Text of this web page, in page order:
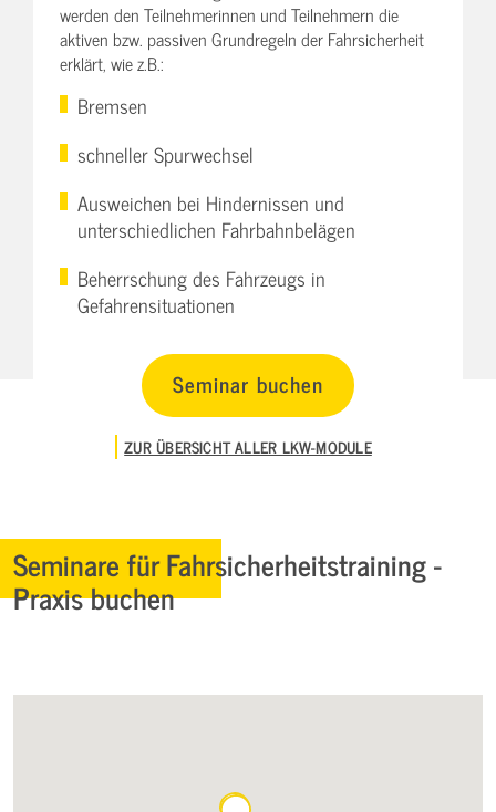
werden den Teilnehmerinnen und Teilnehmern die
aktiven bzw. passiven Grundregeln der Fahrsicherheit
erklärt, wie z.B.:
Bremsen
schneller Spurwechsel
Ausweichen bei Hindernissen und
unterschiedlichen Fahrbahnbelägen
Beherrschung des Fahrzeugs in
Gefahrensituationen
Seminar buchen
ZUR ÜBERSICHT ALLER LKW-MODULE
Seminare für Fahrsicherheitstraining -
Praxis buchen